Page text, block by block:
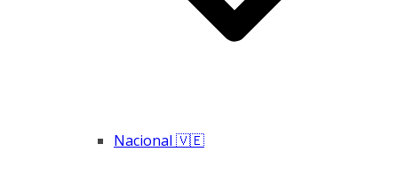
Nacional 🇻🇪